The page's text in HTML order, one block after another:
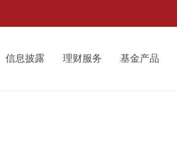
信息披露 理财服务 基金产品